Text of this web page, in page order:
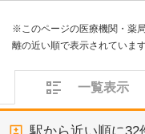
※このページの医療機関・薬
離の近い順で表示されていま
一覧表示